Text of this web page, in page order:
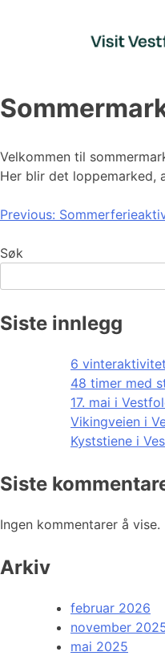
Velkommen til
Her blir det loppemarked,
Previous:
Søk
Siste innlegg
6
48 timer med
17. mai i
Vikingveien i
Kyststiene i
Siste
Ingen kommentarer å vise.
Arkiv
februar 2026
november
mai 2025